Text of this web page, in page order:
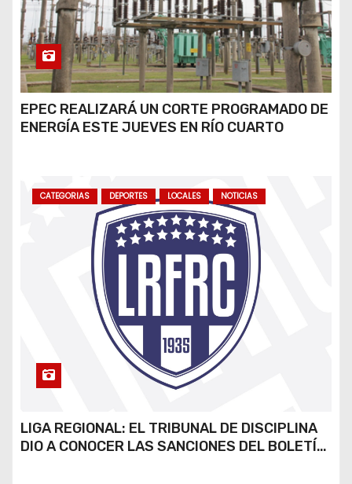
EPEC REALIZARÁ UN CORTE PROGRAMADO DE
ENERGÍA ESTE JUEVES EN RÍO CUARTO
CATEGORIAS DEPORTES LOCALES NOTICIAS
LIGA REGIONAL: EL TRIBUNAL DE DISCIPLINA
DIO A CONOCER LAS SANCIONES DEL BOLETÍN